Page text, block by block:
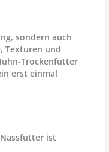
sondern auch
Texturen und
Trockenfutter
erst einmal
ist